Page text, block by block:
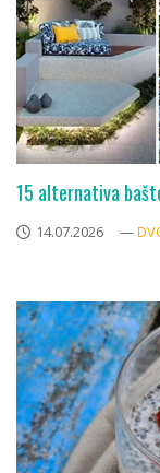
15 alternativa
14.07.2026 —